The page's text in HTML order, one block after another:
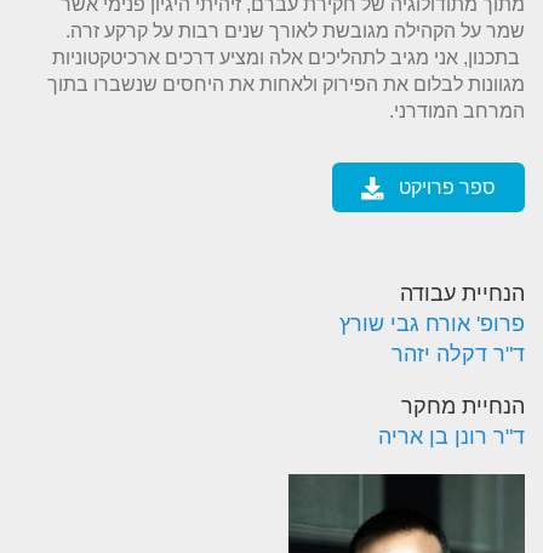
מתוך מתודולוגיה של חקירת עברם, זיהיתי היגיון פנימי אשר
שמר על הקהילה מגובשת לאורך שנים רבות על קרקע זרה.
בתכנון, אני מגיב לתהליכים אלה ומציע דרכים ארכיטקטוניות
מגוונות לבלום את הפירוק ולאחות את היחסים שנשברו בתוך
המרחב המודרני.
ספר פרויקט
הנחיית עבודה
פרופ' אורח גבי שורץ
ד"ר דקלה יזהר
הנחיית מחקר
ד"ר רונן בן אריה